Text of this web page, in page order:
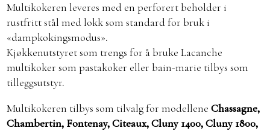
Multikokeren leveres med en perforert beholder i
rustfritt stål med lokk som standard for bruk i
«dampkokingsmodus».
Kjøkkenutstyret som trengs for å bruke Lacanche
multikoker som pastakoker eller bain-marie tilbys som
tilleggsutstyr.
Multikokeren tilbys som tilvalg for modelleneChassagne,
Chambertin, Fontenay, Citeaux, Cluny 1400, Cluny 1800,